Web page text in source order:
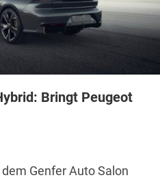
Bringt Peugeot
Genfer Auto Salon